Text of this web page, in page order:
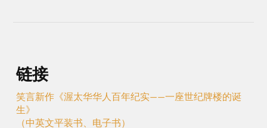
链接
笑言新作《渥太华华人百年纪实——一座世纪牌楼的诞
生》
（中英文平装书、电子书）